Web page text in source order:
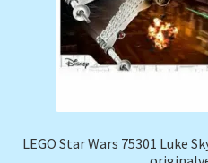
LEGO Star Wars 75301 Luke